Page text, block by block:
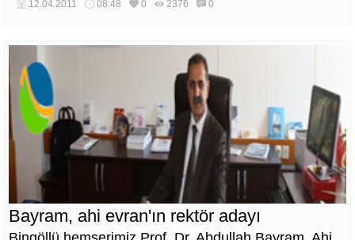
12.04.2011 08:48 0 2376 0
Bayram, ahi evran'ın rektör adayı